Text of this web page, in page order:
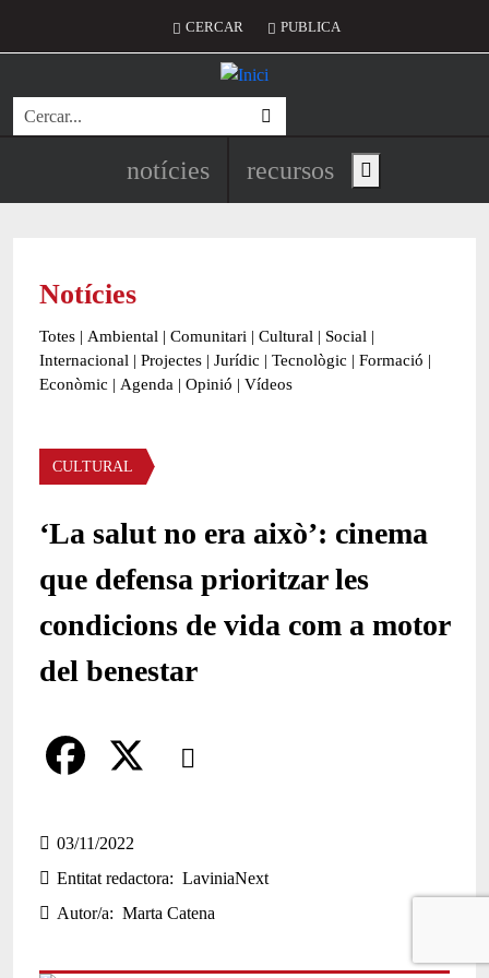
Menú del compte d'usuari
CERCAR PUBLICA
Cerca
Navegació principal de
notícies recursos Show main menu
Notícies
Totes | Ambiental | Comunitari | Cultural | Social |
Internacional | Projectes | Jurídic | Tecnològic | Formació |
Econòmic | Agenda | Opinió | Vídeos
Àmbit de la notícia
CULTURAL
‘La salut no era això’: cinema
que defensa prioritzar les
condicions de vida com a motor
del benestar
Comparteix
a
c
e
03/11/2022
Entitat redactora
LaviniaNext
Autor/a
Marta Catena